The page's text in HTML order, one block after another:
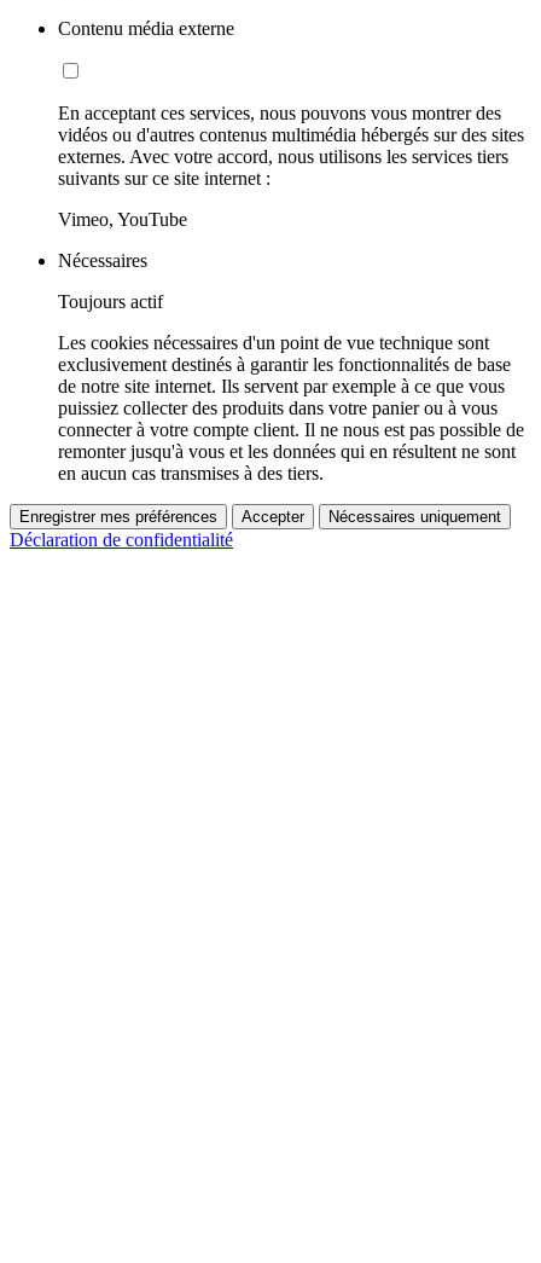
Contenu média externe
En acceptant ces services, nous pouvons vous montrer des
vidéos ou d'autres contenus multimédia hébergés sur des sites
externes. Avec votre accord, nous utilisons les services tiers
suivants sur ce site internet :
Vimeo, YouTube
Nécessaires
Toujours actif
Les cookies nécessaires d'un point de vue technique sont
exclusivement destinés à garantir les fonctionnalités de base
de notre site internet. Ils servent par exemple à ce que vous
puissiez collecter des produits dans votre panier ou à vous
connecter à votre compte client. Il ne nous est pas possible de
remonter jusqu'à vous et les données qui en résultent ne sont
en aucun cas transmises à des tiers.
Enregistrer mes préférences Accepter Nécessaires uniquement
Déclaration de confidentialité